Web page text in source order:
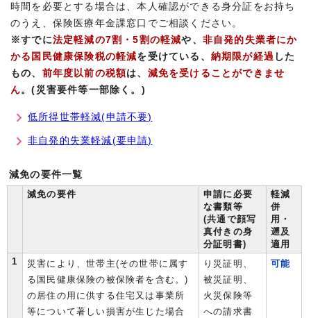
時間を必要とする場合は、本人確認ができる身分証をお持ち
のうえ、保険医療年金課窓口でご相談ください。
※すでに法定軽減の7割・5割の軽減や、 非自発的失業者にか
かる国民健康保険税の軽減を受けている、 納期限が経過 した
もの、 前年度以前の税額は、 減免を受けることができませ
ん。(災害要件等一部除く。)
低所得世帯軽減(申請不要)
非自発的失業軽減(要申請)
減免の要件一覧
減免の要件
申請に必要
な書類等
(共通で顔写
真付きの身
分証明書)
軽減
併
用・
遡及
適用
1
災害により、世帯主(その世帯に属す
る国民健康保険の被保険者を含む。)
の居住の用に供する住宅又は事業所
等について著しい損害が生じた場合
り災証明、
被災証明、
火災保険等
への請求書
可能